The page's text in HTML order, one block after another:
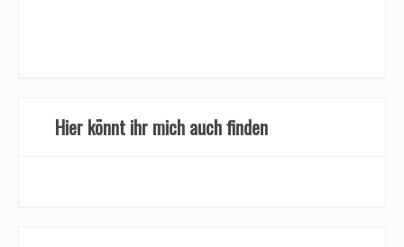
Hier könnt ihr mich auch finden